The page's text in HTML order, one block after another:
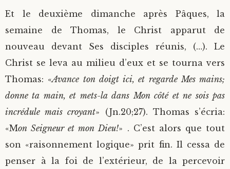
Et le deuxième dimanche après Pâques, la
semaine de Thomas, le Christ apparut de
nouveau devant Ses disciples réunis, (…). Le
Christ se leva au milieu d’eux et se tourna vers
Thomas: «Avance ton doigt ici, et regarde Mes mains;
donne ta main, et mets-la dans Mon côté et ne sois pas
incrédule mais croyant» (Jn.20;27). Thomas s’écria:
«Mon Seigneur et mon Dieu!» . C’est alors que tout
son «raisonnement logique» prit fin. Il cessa de
penser à la foi de l’extérieur, de la percevoir